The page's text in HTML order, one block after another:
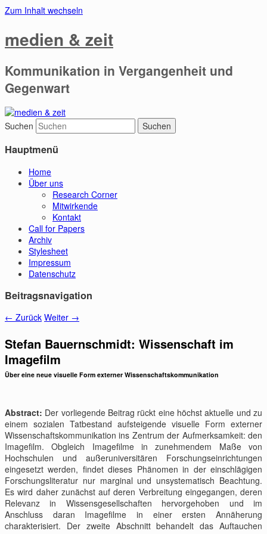
Zum Inhalt wechseln
medien & zeit
Kommunikation in Vergangenheit und
Gegenwart
Suchen
Hauptmenü
Home
Über uns
Research Corner
Mitwirkende
Kontakt
Call for Papers
Archiv
Stylesheet
Impressum
Datenschutz
Beitragsnavigation
← Zurück Weiter →
Stefan Bauernschmidt: Wissenschaft im
Imagefilm
Über eine neue visuelle Form externer Wissenschaftskommunikation
Abstract: Der vorliegende Beitrag rückt eine höchst aktuelle und zu
einem sozialen Tatbestand aufsteigende visuelle Form externer
Wissenschaftskommunikation ins Zentrum der Aufmerksamkeit: den
Imagefilm. Obgleich Imagefilme in zunehmendem Maße von
Hochschulen und außeruniversitären Forschungseinrichtungen
eingesetzt werden, findet dieses Phänomen in der einschlägigen
Forschungsliteratur nur marginal und unsystematisch Beachtung.
Es wird daher zunächst auf deren Verbreitung eingegangen, deren
Relevanz in Wissensgesellschaften hervorgehoben und im
Anschluss daran Imagefilme in einer ersten Annäherung
charakterisiert. Der zweite Abschnitt behandelt das Auftauchen